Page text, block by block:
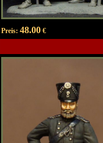
Preis: 48.00€